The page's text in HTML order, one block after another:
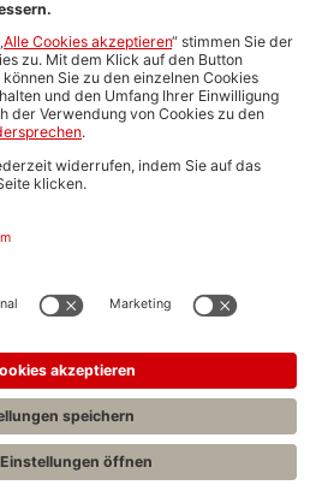
ALLGEMEIN
FAQs
Impressum
C.H.BECK